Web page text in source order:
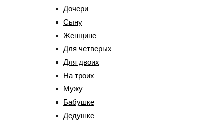
Дочери
Сыну
Женщине
Для четверых
Для двоих
На троих
Мужу
Бабушке
Дедушке